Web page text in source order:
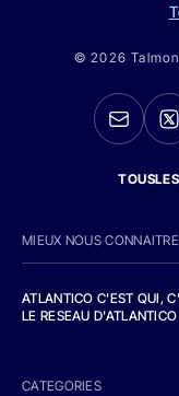
© 2026
MIEUX NOUS CONNAITRE
ATLANTICO C'EST QUI,
LE RESEAU D'ATLANTICO
CATEGORIES